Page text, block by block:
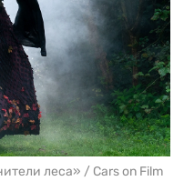
леса» / Cars on Film